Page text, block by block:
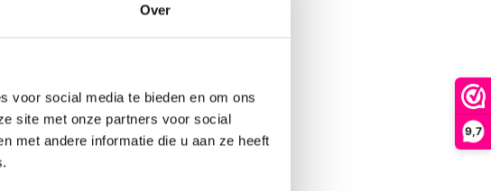
Over
voor social media te bieden en om ons
site met onze partners voor social
met andere informatie die u aan ze heeft
9,7